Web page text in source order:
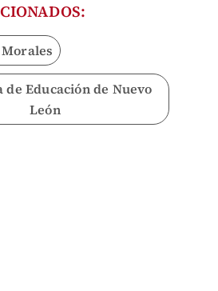
de Educación de Nuevo
León